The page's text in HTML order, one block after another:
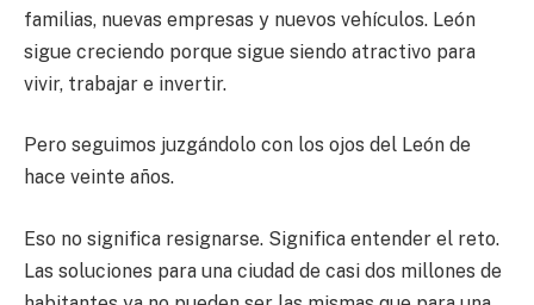
familias, nuevas empresas y nuevos vehículos. León
sigue creciendo porque sigue siendo atractivo para
vivir, trabajar e invertir.
Pero seguimos juzgándolo con los ojos del León de
hace veinte años.
Eso no significa resignarse. Significa entender el reto.
Las soluciones para una ciudad de casi dos millones de